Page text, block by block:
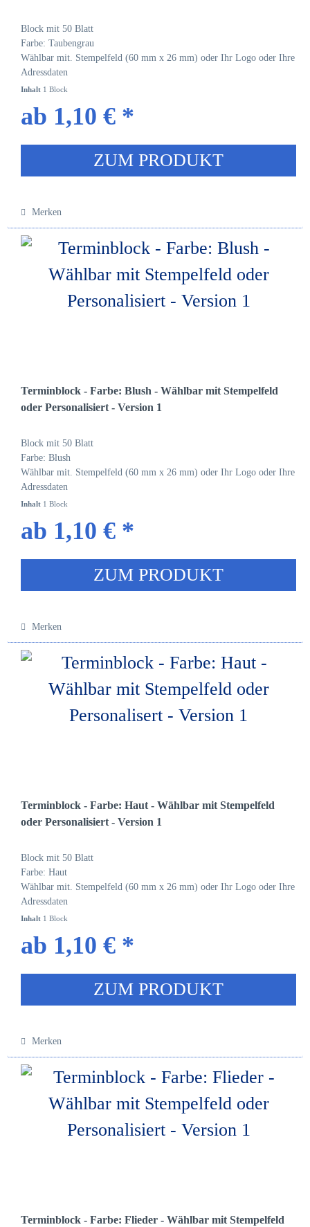
Block mit 50 Blatt
Farbe: Taubengrau
Wählbar mit. Stempelfeld (60 mm x 26 mm) oder Ihr Logo oder Ihre
Adressdaten
Inhalt 1 Block
ab 1,10 € *
ZUM PRODUKT
Merken
Terminblock - Farbe: Blush - Wählbar mit Stempelfeld
oder Personalisiert - Version 1
Block mit 50 Blatt
Farbe: Blush
Wählbar mit. Stempelfeld (60 mm x 26 mm) oder Ihr Logo oder Ihre
Adressdaten
Inhalt 1 Block
ab 1,10 € *
ZUM PRODUKT
Merken
Terminblock - Farbe: Haut - Wählbar mit Stempelfeld
oder Personalisiert - Version 1
Block mit 50 Blatt
Farbe: Haut
Wählbar mit. Stempelfeld (60 mm x 26 mm) oder Ihr Logo oder Ihre
Adressdaten
Inhalt 1 Block
ab 1,10 € *
ZUM PRODUKT
Merken
Terminblock - Farbe: Flieder - Wählbar mit Stempelfeld